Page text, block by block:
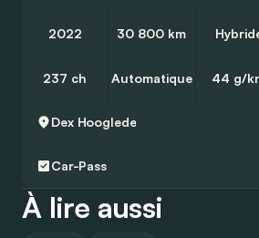
2022 30 800 km
237 ch Automatique 44 g/
Dex Hooglede
Car-Pass
À lire aussi